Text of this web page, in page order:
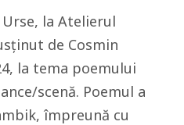
Urse, la Atelierul
de Cosmin
la tema poemului
scenă. Poemul a
împreună cu